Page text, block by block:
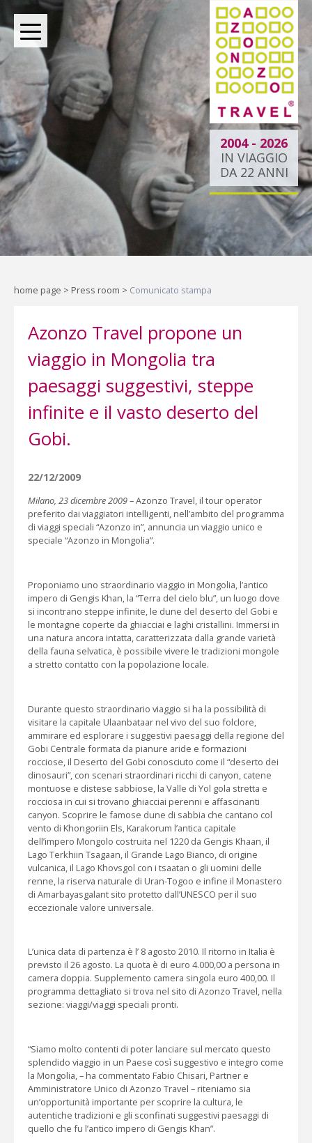
2004 - 2026
IN VIAGGIO
DA 22 ANNI
BOUTIQUE TOUR OPERATOR INDIPENDENTE DAL
2004
Dietro ogni viaggio ci
siamo noi.
Indipendenti per scelta, al tuo
fianco per passione.
home page > Press room > Comunicato stampa
Azonzo Travel propone un
viaggio in Mongolia tra
paesaggi suggestivi, steppe
infinite e il vasto deserto del
Gobi.
22/12/2009
Milano, 23 dicembre 2009– Azonzo Travel, il tour operator
preferito dai viaggiatori intelligenti, nell’ambito del programma
di viaggi speciali “Azonzo in”, annuncia un viaggio unico e
speciale “Azonzo in Mongolia”.
Proponiamo uno straordinario viaggio in Mongolia, l’antico
impero di Gengis Khan, la “Terra del cielo blu”, un luogo dove
si incontrano steppe infinite, le dune del deserto del Gobi e
le montagne coperte da ghiacciai e laghi cristallini. Immersi in
una natura ancora intatta, caratterizzata dalla grande varietà
della fauna selvatica, è possibile vivere le tradizioni mongole
a stretto contatto con la popolazione locale.
Durante questo straordinario viaggio si ha la possibilità di
visitare la capitale Ulaanbataar nel vivo del suo folclore,
ammirare ed esplorare i suggestivi paesaggi della regione del
Gobi Centrale formata da pianure aride e formazioni
rocciose, il Deserto del Gobi conosciuto come il “deserto dei
dinosauri”, con scenari straordinari ricchi di canyon, catene
montuose e distese sabbiose, la Valle di Yol gola stretta e
rocciosa in cui si trovano ghiacciai perenni e affascinanti
canyon. Scoprire le famose dune di sabbia che cantano col
vento di Khongoriin Els, Karakorum l’antica capitale
dell’impero Mongolo costruita nel 1220 da Gengis Khaan, il
Lago Terkhiin Tsagaan, il Grande Lago Bianco, di origine
vulcanica, il Lago Khovsgol con i tsaatan o gli uomini delle
renne, la riserva naturale di Uran-Togoo e infine il Monastero
di Amarbayasgalant sito protetto dall’UNESCO per il suo
eccezionale valore universale.
L’unica data di partenza è l’ 8 agosto 2010. Il ritorno in Italia è
previsto il 26 agosto. La quota è di euro 4.000,00 a persona in
camera doppia. Supplemento camera singola euro 400,00. Il
programma dettagliato si trova nel sito di Azonzo Travel, nella
sezione: viaggi/viaggi speciali pronti.
“Siamo molto contenti di poter lanciare sul mercato questo
splendido viaggio in un Paese così suggestivo e integro come
la Mongolia, – ha commentato Fabio Chisari, Partner e
Amministratore Unico di Azonzo Travel – riteniamo sia
un’opportunità importante per scoprire la cultura, le
autentiche tradizioni e gli sconfinati suggestivi paesaggi di
quello che fu l’antico impero di Gengis Khan”.